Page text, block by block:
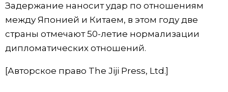
Задержание наносит удар по отношениям
между Японией и Китаем, в этом году две
страны отмечают 50-летие нормализации
дипломатических отношений.
[Авторское право The Jiji Press, Ltd.]